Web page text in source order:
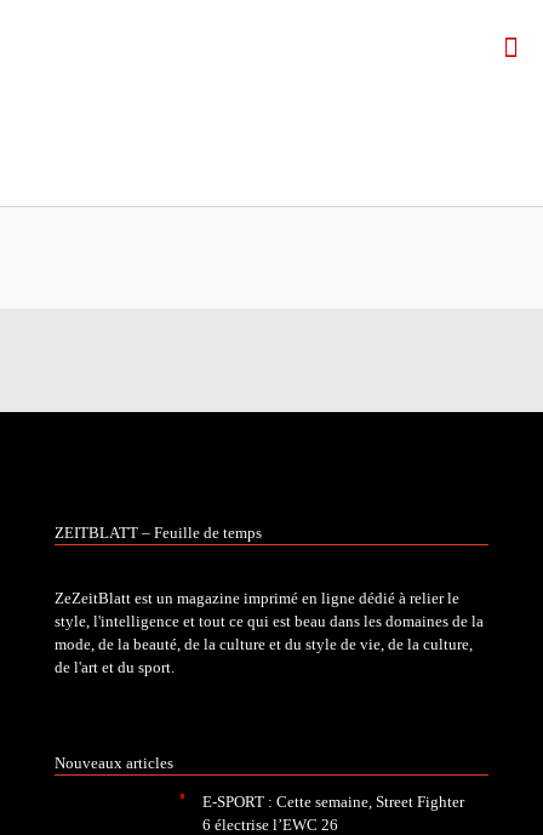
ZEITBLATT – Feuille de temps
ZeZeitBlatt est un magazine imprimé en ligne dédié à relier le
style, l'intelligence et tout ce qui est beau dans les domaines de la
mode, de la beauté, de la culture et du style de vie, de la culture,
de l'art et du sport.
Nouveaux articles
E-SPORT : Cette semaine, Street Fighter
6 électrise l’EWC 26